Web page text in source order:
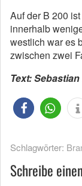
Auf der B 200
innerhalb
westlich war es
zwischen zwei
Text:
Schlagwörter:
Schreibe